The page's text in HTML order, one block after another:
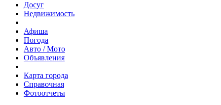
Досуг
Недвижимость
Афиша
Погода
Авто / Мото
Объявления
Карта города
Справочная
Фотоотчеты